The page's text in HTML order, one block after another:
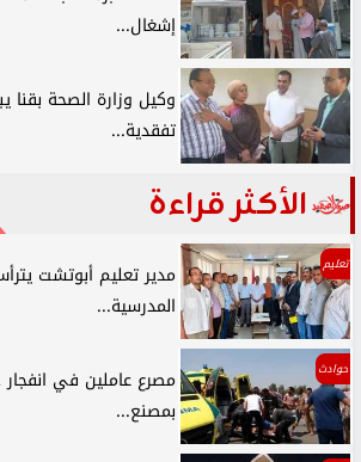
إشغال...
وكيل وزارة الصحة بقنا
تفقدية...
الأكثر قراءة
تعليم
مدير تعليم أبوتشت
المدرسية...
حوادث
مصرع عاملين في انفجار
بمصنع...